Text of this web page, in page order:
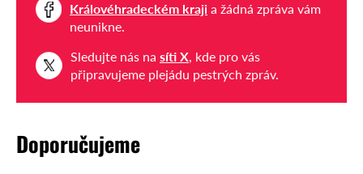
Královéhradeckém kraji a žádná zpráva vám
neunikne.
Sledujte nás na síti X, kde pro vás
připravujeme plejádu pestrých zpráv.
Doporučujeme